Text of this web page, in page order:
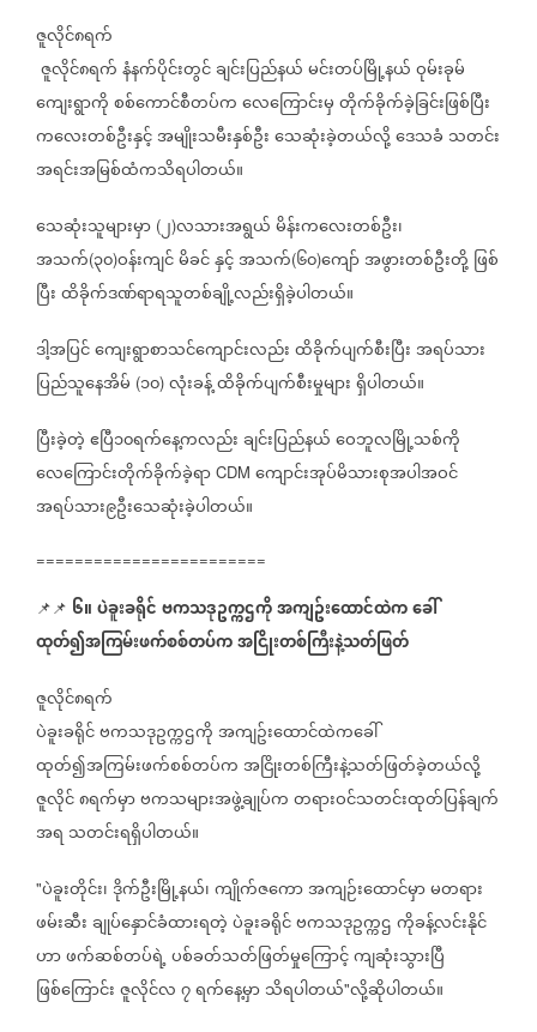
ဇူလိုင်၈ရက်
ဇူလိုင်၈ရက်နံနက်ပိုင်းတွင်ချင်းပြည်နယ်မင်းတပ်မြို့နယ်ဝုမ်းခုမ်
ကျေးရွာကိုစစ်ကောင်စီတပ်ကလေကြောင်းမှတိုက်ခိုက်ခဲ့ခြင်းဖြစ်ပြီး
ကလေးတစ်ဦးနှင့်အမျိုးသမီးနှစ်ဦးသေဆုံးခဲ့တယ်လို့ဒေသခံ သတင်း
အရင်းအမြစ်ထံကသိရပါတယ်။
သေဆုံးသူများမှာ (၂)လသားအရွယ်မိန်းကလေးတစ်ဦး၊
အသက်(၃၀)ဝန်းကျင်မိခင်နှင့်အသက်(၆၀)ကျော်အဖွားတစ်ဦးတို့ဖြစ်
ပြီးထိခိုက်ဒဏ်ရာရသူတစ်ချို့လည်းရှိခဲ့ပါတယ်။
ဒါ့အပြင်ကျေးရွာစာသင်ကျောင်းလည်းထိခိုက်ပျက်စီးပြီးအရပ်သား
ပြည်သူနေအိမ် (၁၀) လုံးခန့်ထိခိုက်ပျက်စီးမှုများရှိပါတယ်။
ပြီးခဲ့တဲ့ဧပြီ၁၀ရက်နေ့ကလည်းချင်းပြည်နယ်ဝေဘူလမြို့သစ်ကို
လေကြောင်းတိုက်ခိုက်ခဲ့ရာ CDM ကျောင်းအုပ်မိသားစုအပါအဝင်
အရပ်သား၉ဦးသေဆုံးခဲ့ပါတယ်။
========================
📌📌 ၆။ပဲခူးခရိုင်ဗကသဒုဥက္ကဌကိုအကျဥ်းထောင်ထဲကခေါ်
ထုတ်၍အကြမ်းဖက်စစ်တပ်ကအငြိုးတစ်ကြီးနဲ့သတ်ဖြတ်
ဇူလိုင်၈ရက်
ပဲခူးခရိုင်ဗကသဒုဥက္ကဌကိုအကျဥ်းထောင်ထဲကခေါ်
ထုတ်၍အကြမ်းဖက်စစ်တပ်ကအငြိုးတစ်ကြီးနဲ့သတ်ဖြတ်ခဲ့တယ်လို့
ဇူလိုင်၈ရက်မှာဗကသများအဖွဲ့ချုပ်ကတရားဝင်သတင်းထုတ်ပြန်ချက်
အရ သတင်းရရှိပါတယ်။
"ပဲခူးတိုင်း၊ဒိုက်ဦးမြို့နယ်၊ကျိုက်ဇကောအကျဉ်းထောင်မှာမတရား
ဖမ်းဆီးချုပ်နှောင်ခံထားရတဲ့ပဲခူးခရိုင်ဗကသဒုဥက္ကဌကိုခန့်လင်းနိုင်
ဟာဖက်ဆစ်တပ်ရဲ့ပစ်ခတ်သတ်ဖြတ်မှုကြောင့်ကျဆုံးသွားပြီ
ဖြစ်ကြောင်းဇူလိုင်လ၇ရက်နေ့မှာသိရပါတယ်"လို့ဆိုပါတယ်။